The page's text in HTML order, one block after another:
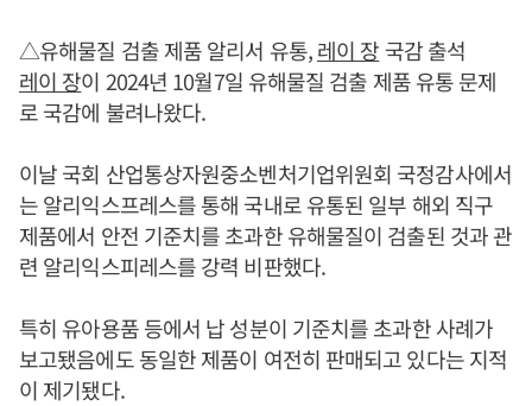
△유해물질 검출 제품 알리서 유통,레이 장 국감 출석
레이 장이 2024년 10월7일 유해물질 검출 제품 유통 문제
로 국감에 불려나왔다.
이날 국회 산업통상자원중소벤처기업위원회 국정감사에서
는 알리익스프레스를 통해 국내로 유통된 일부 해외 직구
제품에서 안전 기준치를 초과한 유해물질이 검출된 것과 관
련 알리익스피레스를 강력 비판했다.
특히 유아용품 등에서 납 성분이 기준치를 초과한 사례가
보고됐음에도 동일한 제품이 여전히 판매되고 있다는 지적
이 제기됐다.